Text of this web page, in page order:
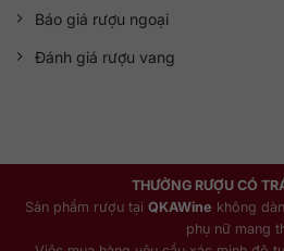
Báo giá rượu ngoại
Đánh giá rượu vang
THƯỞNG RƯỢU CÓ
Sản phẩm rượu tại QKAWine không
phụ nữ mang